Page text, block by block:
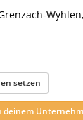
setzen
deinem